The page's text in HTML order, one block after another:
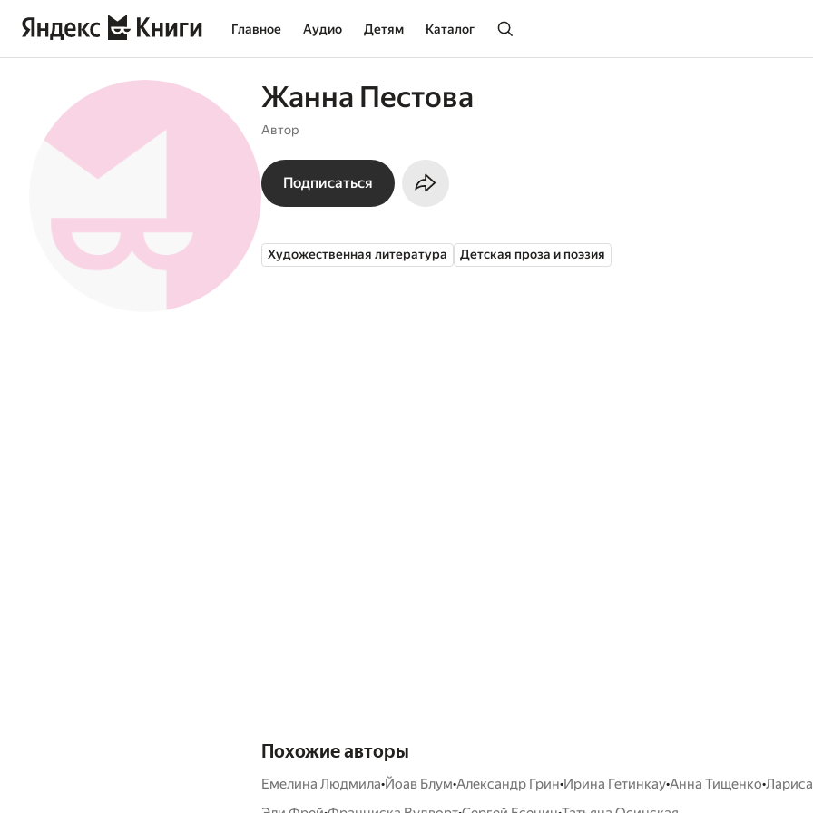
Главное Аудио Детям Каталог
Жанна Пестова
Автор
Подписаться
Художественная литература Детская проза и поэзия
Похожие авторы
Емелина Людмила•Йоав Блум•Александр Грин•Ирина Гетинкау•Анна Тищенко•